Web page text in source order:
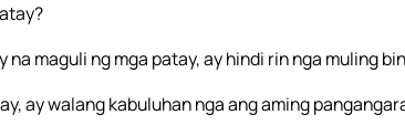
na maguli ng mga patay, ay hindi rin nga muling
ay walang kabuluhan nga ang aming